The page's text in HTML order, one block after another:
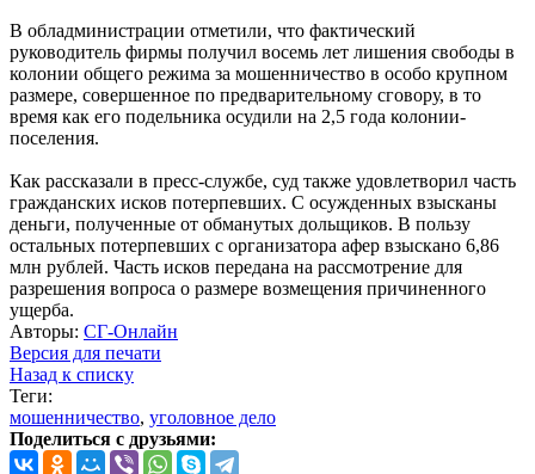
В обладминистрации отметили, что фактический
руководитель фирмы получил восемь лет лишения свободы в
колонии общего режима за мошенничество в особо крупном
размере, совершенное по предварительному сговору, в то
время как его подельника осудили на 2,5 года колонии-
поселения.
Как рассказали в пресс-службе, суд также удовлетворил часть
гражданских исков потерпевших. С осужденных взысканы
деньги, полученные от обманутых дольщиков. В пользу
остальных потерпевших с организатора афер взыскано 6,86
млн рублей. Часть исков передана на рассмотрение для
разрешения вопроса о размере возмещения причиненного
ущерба.
Авторы: СГ-Онлайн
Версия для печати
Назад к списку
Теги:
мошенничество, уголовное дело
Поделиться с друзьями: